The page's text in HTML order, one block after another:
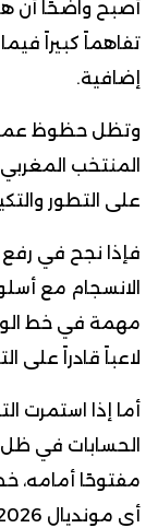
أصبح واضحًا أن
تفاهماً كبيراً
إضافية.
وتظل حظوظ
المنتخب
على التطور
فإذا نجح في رفع
الانسجام مع
مهمة في خط
لاعباً قادراً
أما إذا استمرت
الحسابات في
مفتوحًا أمامه،